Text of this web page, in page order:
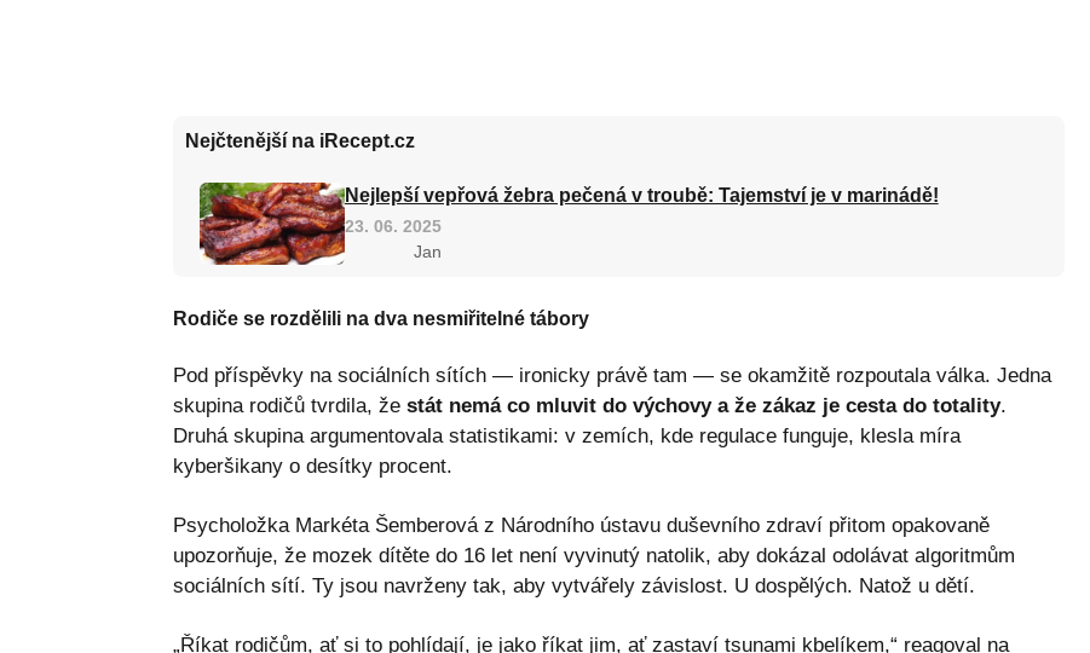
Nejčtenější na iRecept.cz
Nejlepší vepřová žebra pečená v troubě: Tajemství je v marinádě!
23. 06. 2025
Jan
Rodiče se rozdělili na dva nesmiřitelné tábory
Pod příspěvky na sociálních sítích — ironicky právě tam — se okamžitě rozpoutala válka. Jedna
skupina rodičů tvrdila, že stát nemá co mluvit do výchovy a že zákaz je cesta do totality.
Druhá skupina argumentovala statistikami: v zemích, kde regulace funguje, klesla míra
kyberšikany o desítky procent.
Psycholožka Markéta Šemberová z Národního ústavu duševního zdraví přitom opakovaně
upozorňuje, že mozek dítěte do 16 let není vyvinutý natolik, aby dokázal odolávat algoritmům
sociálních sítí. Ty jsou navrženy tak, aby vytvářely závislost. U dospělých. Natož u dětí.
„Říkat rodičům, ať si to pohlídají, je jako říkat jim, ať zastaví tsunami kbelíkem,“ reagoval na